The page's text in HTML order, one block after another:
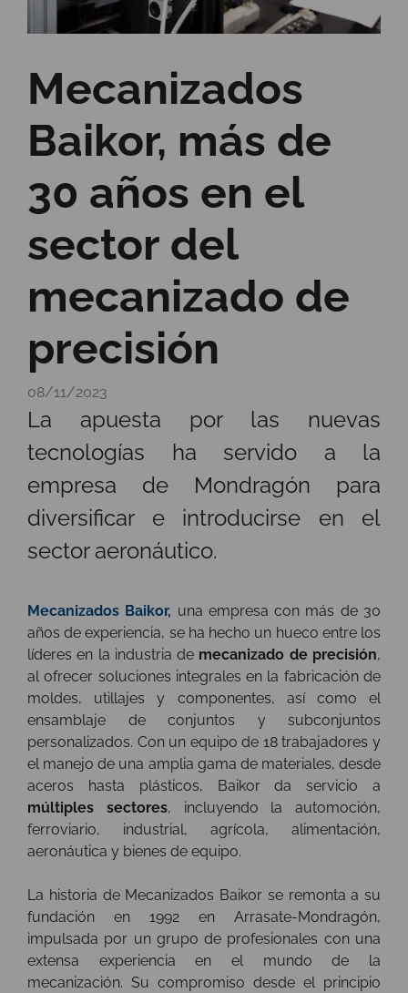
Mecanizados
Baikor, más de
30 años en el
sector del
mecanizado de
precisión
08/11/2023
La apuesta por las nuevas
tecnologías ha servido a la
empresa de Mondragón para
diversificar e introducirse en el
sector aeronáutico.
Mecanizados Baikor, una empresa con más de 30
años de experiencia, se ha hecho un hueco entre los
líderes en la industria de mecanizado de precisión,
al ofrecer soluciones integrales en la fabricación de
moldes, utillajes y componentes, así como el
ensamblaje de conjuntos y subconjuntos
personalizados. Con un equipo de 18 trabajadores y
el manejo de una amplia gama de materiales, desde
aceros hasta plásticos, Baikor da servicio a
múltiples sectores, incluyendo la automoción,
ferroviario, industrial, agrícola, alimentación,
aeronáutica y bienes de equipo.
La historia de Mecanizados Baikor se remonta a su
fundación en 1992 en Arrasate-Mondragón,
impulsada por un grupo de profesionales con una
extensa experiencia en el mundo de la
mecanización. Su compromiso desde el principio